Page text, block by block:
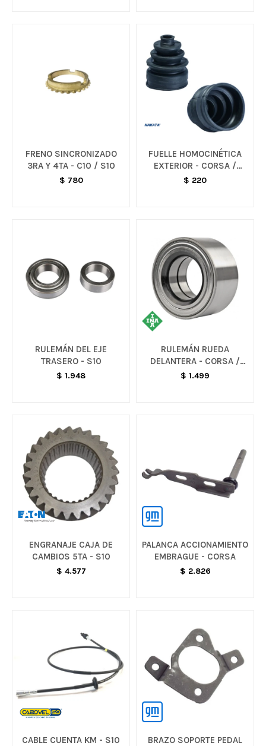
FRENO SINCRONIZADO
3RA Y 4TA - C10 / S10
$ 780
FUELLE HOMOCINÉTICA
EXTERIOR - CORSA /
CELTA
$ 220
RULEMÁN DEL EJE
TRASERO - S10
$ 1.948
RULEMÁN RUEDA
DELANTERA - CORSA /
CELTA ]/ AGILE
$ 1.499
ENGRANAJE CAJA DE
CAMBIOS 5TA - S10
$ 4.577
PALANCA ACCIONAMIENTO
EMBRAGUE - CORSA
$ 2.826
CABLE CUENTA KM - S10
BRAZO SOPORTE PEDAL